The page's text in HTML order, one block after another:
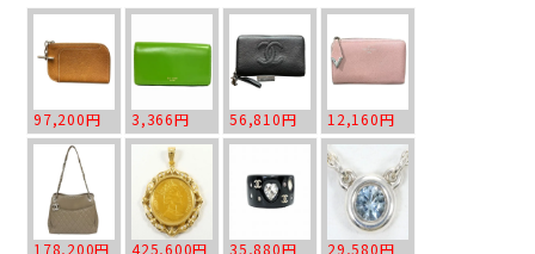
97,200円 3,366円 56,810円 12,160円
178,200円 425,600円 35,880円 29,580円